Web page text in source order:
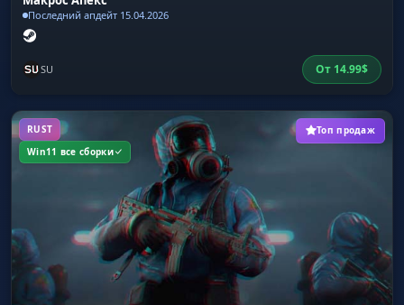
Последний апдейт 15.04.2026
SU От 14.99$
RUST
Win11 все сборки
Топ продаж